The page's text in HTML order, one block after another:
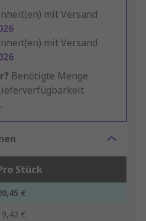
mit Versand
mit Versand
Benötigte Menge
Stück
€
€